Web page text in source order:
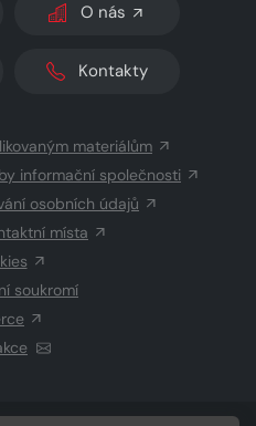
O nás
Kontakty
materiálům
informační společnosti
osobních údajů
místa
soukromí